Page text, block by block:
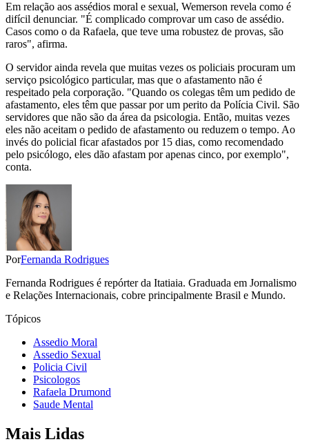
Em relação aos assédios moral e sexual, Wemerson revela como é
difícil denunciar. "É complicado comprovar um caso de assédio.
Casos como o da Rafaela, que teve uma robustez de provas, são
raros", afirma.
O servidor ainda revela que muitas vezes os policiais procuram um
serviço psicológico particular, mas que o afastamento não é
respeitado pela corporação. "Quando os colegas têm um pedido de
afastamento, eles têm que passar por um perito da Polícia Civil. São
servidores que não são da área da psicologia. Então, muitas vezes
eles não aceitam o pedido de afastamento ou reduzem o tempo. Ao
invés do policial ficar afastados por 15 dias, como recomendado
pelo psicólogo, eles dão afastam por apenas cinco, por exemplo",
conta.
PorFernanda Rodrigues
Fernanda Rodrigues é repórter da Itatiaia. Graduada em Jornalismo
e Relações Internacionais, cobre principalmente Brasil e Mundo.
Tópicos
Assedio Moral
Assedio Sexual
Policia Civil
Psicologos
Rafaela Drumond
Saude Mental
Mais Lidas